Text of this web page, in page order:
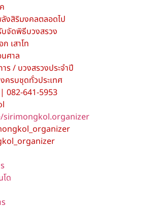
งสิริมงคลตลอดไป
จัดพิธีบวงสรวง
เสาโท
ศาล
ร / บวงสรวงประจำปี
ครบชุดทั่วประเทศ
082-641-5953
sirimongkol.organizer
ด